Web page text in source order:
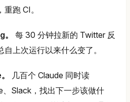
跑 CI。
每 30 分钟拉新的 Twitter 反
上次运行以来什么变了。
几百个 Claude 同时读
Slack，找出下一步该做什